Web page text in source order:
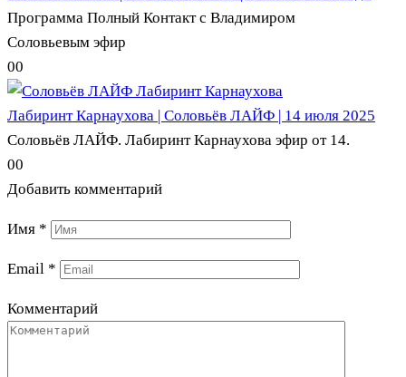
Программа Полный Контакт с Владимиром
Соловьевым эфир
00
Лабиринт Карнаухова | Соловьёв ЛАЙФ | 14 июля 2025
Соловьёв ЛАЙФ. Лабиринт Карнаухова эфир от 14.
00
Добавить комментарий
Имя *
Email *
Комментарий